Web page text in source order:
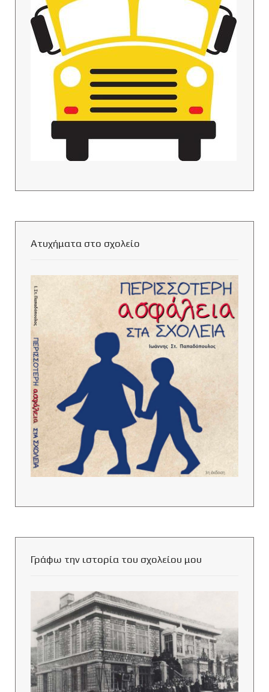
Ατυχήματα στο σχολείο
Γράφω την ιστορία του σχολείου μου